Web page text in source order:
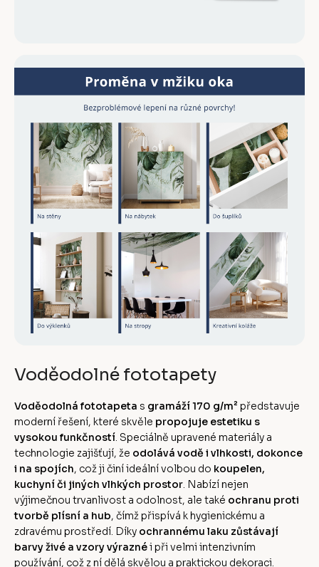
Voděodolné fototapety
Voděodolná fototapeta s gramáží 170 g/m² představuje
moderní řešení, které skvěle propojuje estetiku s
vysokou funkčností. Speciálně upravené materiály a
technologie zajišťují, že odolává vodě i vlhkosti, dokonce
i na spojích, což ji činí ideální volbou do koupelen,
kuchyní či jiných vlhkých prostor. Nabízí nejen
výjimečnou trvanlivost a odolnost, ale také ochranu proti
tvorbě plísní a hub, čímž přispívá k hygienickému a
zdravému prostředí. Díky ochrannému laku zůstávají
barvy živé a vzory výraznéi při velmi intenzivním
používání, což z ní dělá skvělou a praktickou dekoraci.